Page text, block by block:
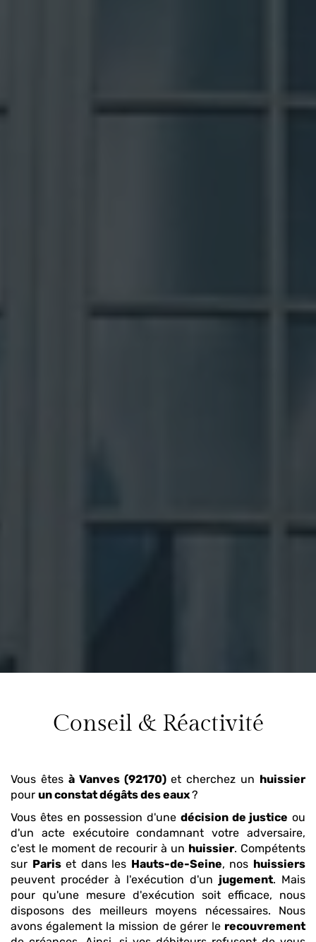
Conseil & Réactivité
Vous êtes à Vanves (92170)et cherchez un huissier
pour un constat dégâts des eaux?
Vous êtes en possession d'une décision de justice ou
d'un acte exécutoire condamnant votre adversaire,
c'est le moment de recourir à un huissier. Compétents
sur Pariset dans les Hauts-de-Seine, nos huissiers
peuvent procéder à l'exécution d'un jugement. Mais
pour qu'une mesure d'exécution soit efficace, nous
disposons des meilleurs moyens nécessaires. Nous
avons également la mission de gérer le recouvrement